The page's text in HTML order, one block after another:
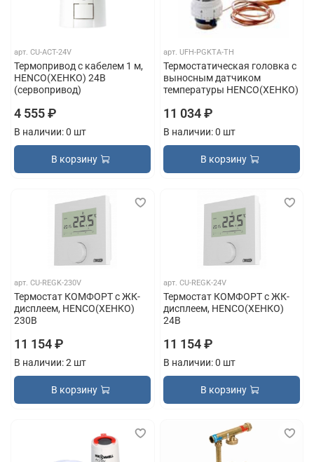
арт.CU-ACT-24V
Термопривод с кабелем 1 м,
HENCO(ХЕНКО) 24В
(сервопривод)
4 555 ₽
В наличии: 0 шт
В корзину
арт. UFH-PGKTA-TH
Термостатическая головка с
выносным датчиком
температуры HENCO(ХЕНКО)
11 034 ₽
В наличии: 0 шт
В корзину
арт.CU-REGK-230V
Термостат КОМФОРТ с ЖК-
дисплеем, HENCO(ХЕНКО)
230В
11 154 ₽
В наличии: 2 шт
В корзину
арт. CU-REGK-24V
Термостат КОМФОРТ с ЖК-
дисплеем, HENCO(ХЕНКО)
24В
11 154 ₽
В наличии: 0 шт
В корзину